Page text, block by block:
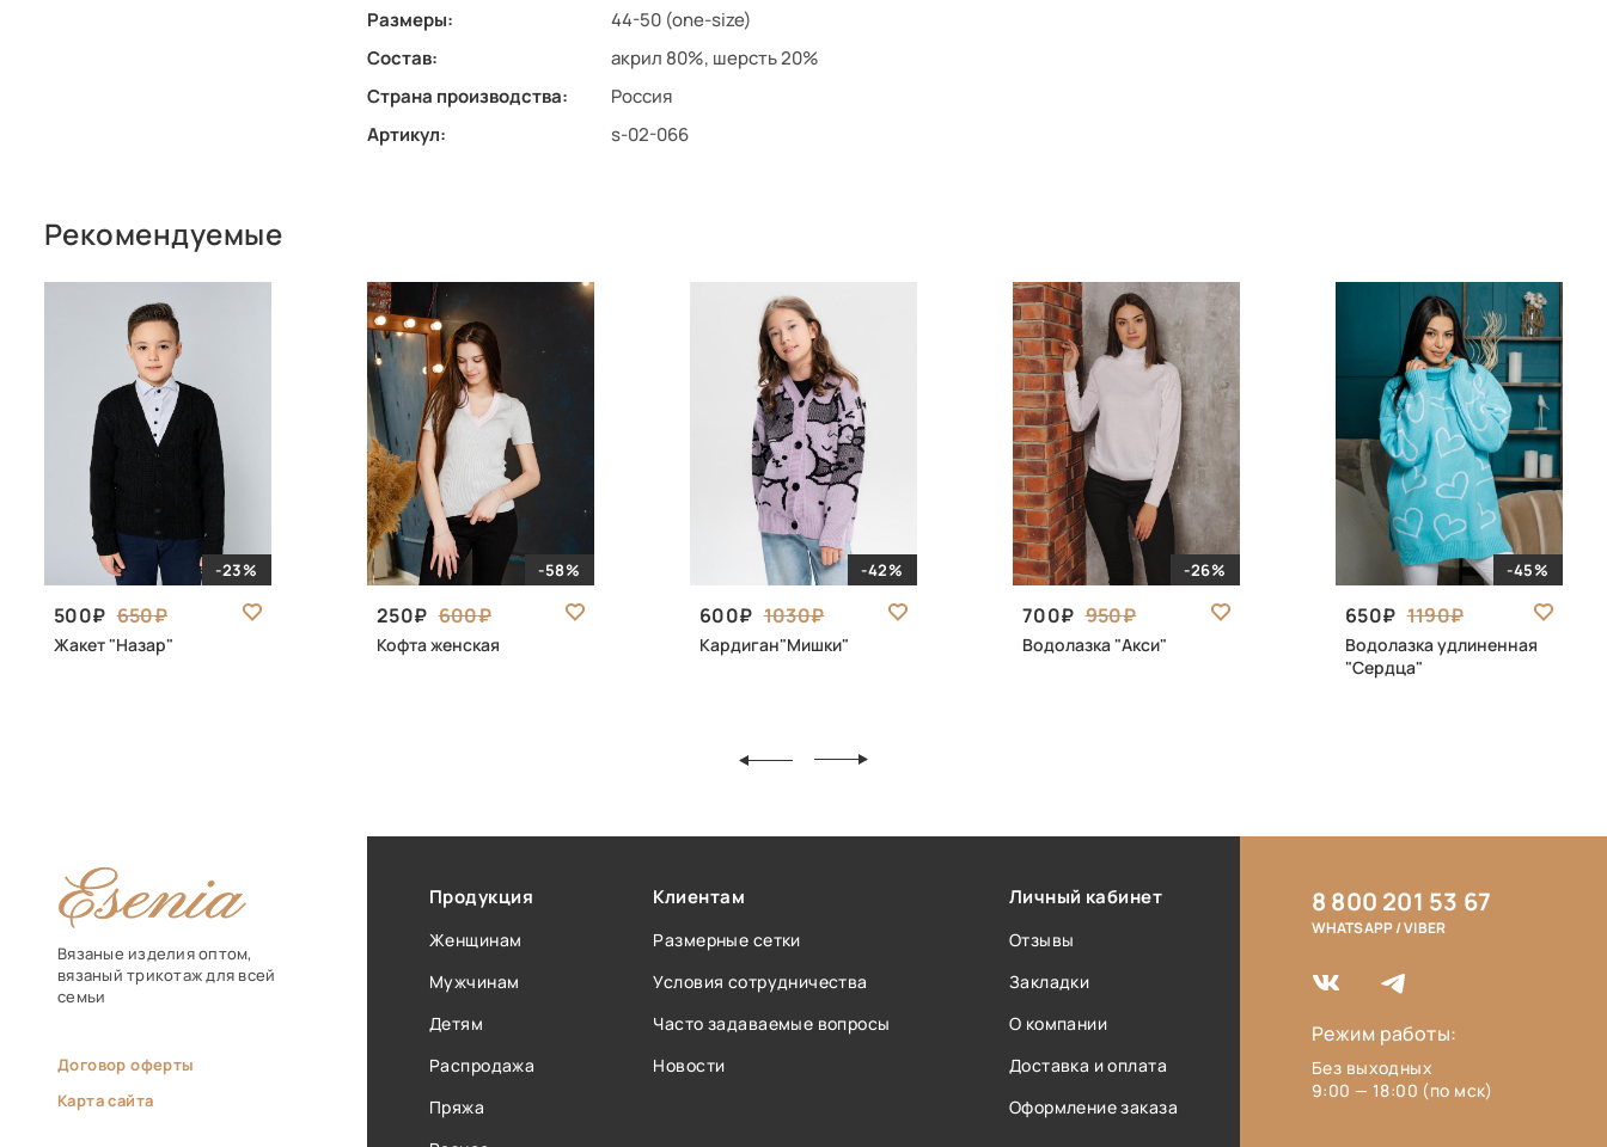
Размеры:
44-50 (one-size)
Состав:
акрил 80%, шерсть 20%
Страна производства:
Россия
Артикул:
s-02-066
Рекомендуемые
-23%
500 650
Жакет "Назар"
-58%
250 600
Кофта женская
-42%
600 1030
Кардиган"Мишки"
-26%
700 950
Водолазка "Акси"
-45%
650 1190
Водолазка удлиненная
"Сердца"
Вязаные изделия оптом,
вязаный трикотаж для всей
семьи
Договор оферты
Карта сайта
Продукция
Женщинам
Мужчинам
Детям
Распродажа
Пряжа
Клиентам
Размерные сетки
Условия сотрудничества
Часто задаваемые вопросы
Новости
Личный кабинет
Отзывы
Закладки
О компании
Доставка и оплата
Оформление заказа
8 800 201 53 67
WHATSAPP / VIBER
Режим работы:
Без выходных
9:00 — 18:00 (по мск)